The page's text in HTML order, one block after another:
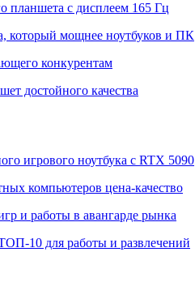
планшета с дисплеем 165 Гц
который мощнее ноутбуков и ПК
конкурентам
достойного качества
игрового ноутбука с RTX 5090
компьютеров цена-качество
и работы в авангарде рынка
10 для работы и развлечений